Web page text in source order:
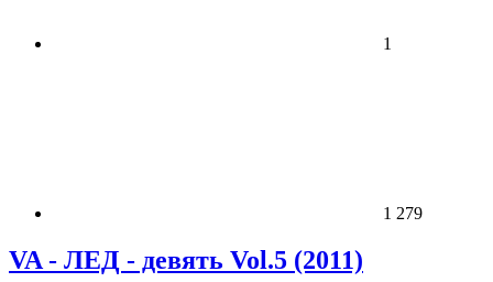
1
1 279
VA - ЛЕД - девять Vol.5 (2011)